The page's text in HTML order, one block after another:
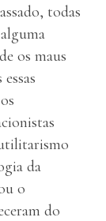
todas
os maus
da
o
do